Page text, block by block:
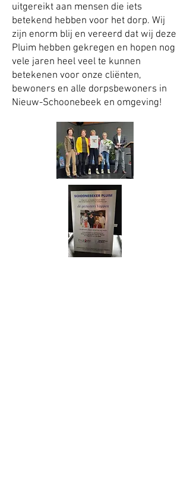
uitgereikt aan mensen die iets
betekend hebben voor het dorp. Wij
zijn enorm blij en vereerd dat wij deze
Pluim hebben gekregen en hopen nog
vele jaren heel veel te kunnen
betekenen voor onze cliënten,
bewoners en alle dorpsbewoners in
Nieuw-Schoonebeek en omgeving!